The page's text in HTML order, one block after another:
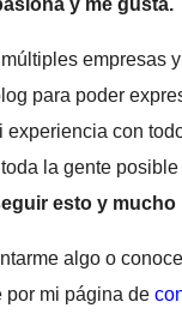
y me gusta.
empresas
para poder
experiencia con
la gente
esto y mucho
algo o
por mi página de